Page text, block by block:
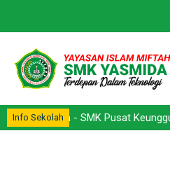
Info Sekolah- SMK Pusat Keunggulan